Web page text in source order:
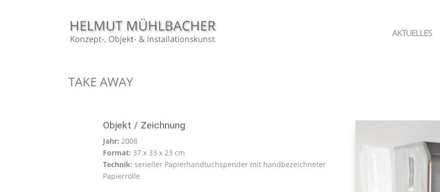
AKTUELLES
TAKE AWAY
Objekt / Zeichnung
Jahr: 2008
Format: 37 x 33 x 23 cm
Technik: serieller Papierhandtuchspender mit handbezeichneter
Papierrolle